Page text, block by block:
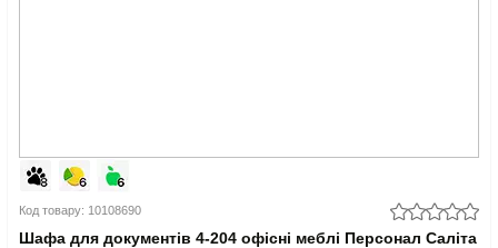
Код товару: 10108690
Шафа для документів 4-204 офісні меблі Персонал Саліта